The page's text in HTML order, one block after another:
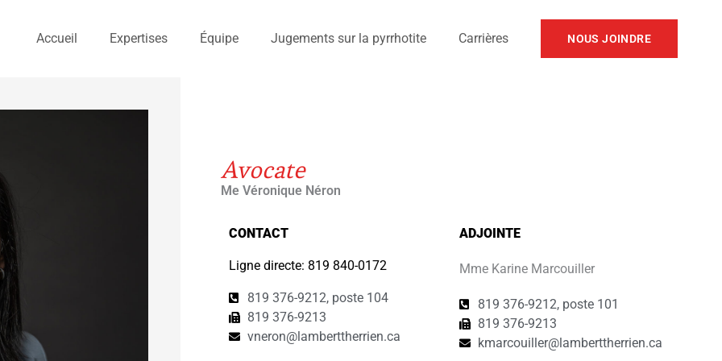
Accueil Expertises Équipe Jugements sur la pyrrhotite Carrières NOUS JOINDRE
Avocate
Me Véronique Néron
CONTACT
Ligne directe: 819 840-0172
819 376-9212, poste 104
819 376-9213
vneron@lamberttherrien.ca
ADJOINTE
Mme Karine Marcouiller
819 376-9212, poste 101
819 376-9213
kmarcouiller@lamberttherrien.ca